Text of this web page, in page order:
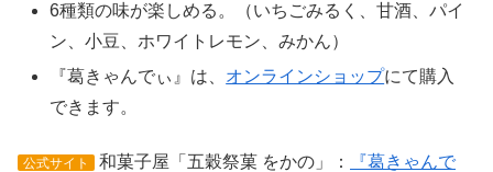
6種類の味が楽しめる。（いちごみるく、甘酒、パイ
ン、小豆、ホワイトレモン、みかん）
『葛きゃんでぃ』は、 オンラインショップにて購入
できます。
公式サイト 和菓子屋「五穀祭菓 をかの」：
『葛きゃんで